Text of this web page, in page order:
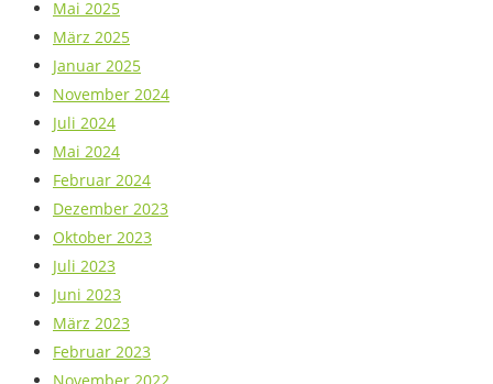
Mai 2025
März 2025
Januar 2025
November 2024
Juli 2024
Mai 2024
Februar 2024
Dezember 2023
Oktober 2023
Juli 2023
Juni 2023
März 2023
Februar 2023